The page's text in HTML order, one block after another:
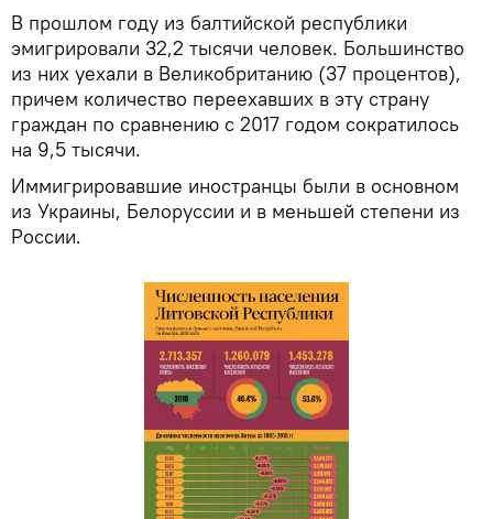
В прошлом году из балтийской республики
эмигрировали 32,2 тысячи человек. Большинство
из них уехали в Великобританию (37 процентов),
причем количество переехавших в эту страну
граждан по сравнению с 2017 годом сократилось
на 9,5 тысячи.
Иммигрировавшие иностранцы были в основном
из Украины, Белоруссии и в меньшей степени из
России.